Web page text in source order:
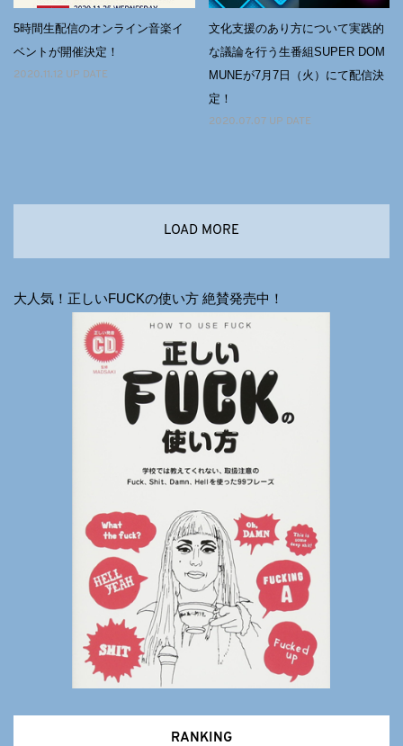
5時間生配信のオンライン音楽イ
ベントが開催決定！
2020.11.12 UP DATE
文化支援のあり方について実践的
な議論を行う生番組SUPER DOM
MUNEが7月7日（火）にて配信決
定！
2020.07.07 UP DATE
LOAD MORE
大人気！正しいFUCKの使い方 絶賛発売中！
RANKING